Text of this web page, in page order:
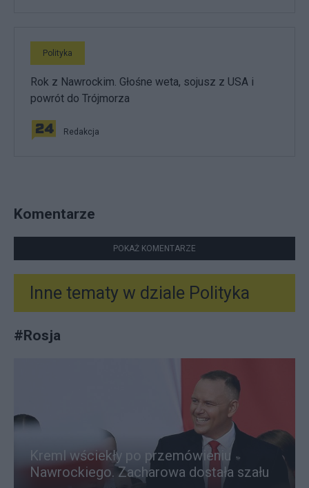
Polityka
Rok z Nawrockim. Głośne weta, sojusz z USA i
powrót do Trójmorza
Redakcja
Komentarze
POKAŻ KOMENTARZE
Inne tematy w dziale Polityka
#Rosja
Kreml wściekły po przemówieniu
Nawrockiego. Zacharowa dostała szału